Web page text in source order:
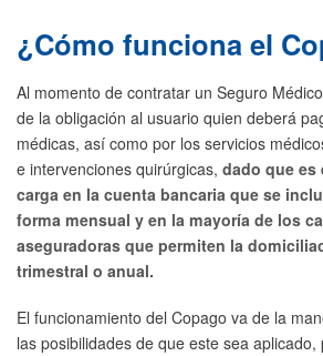
¿Cómo funciona el
Al momento de contratar un Seguro
de la obligación al usuario quien deberá
médicas, así como por los servicios
e intervenciones quirúrgicas, dado que es
carga en la cuenta bancaria que se
forma mensual y en la mayoría de los
aseguradoras que permiten la
trimestral o anual.
El funcionamiento del Copago va de la
las posibilidades de que este sea